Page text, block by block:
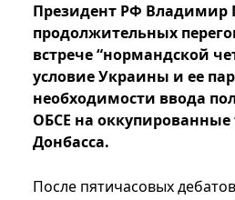
Президент РФ Владимир
продолжительных
встрече “нормандской
условие Украины и ее
необходимости ввода
ОБСЕ на оккупированные
Донбасса.
После пятичасовых